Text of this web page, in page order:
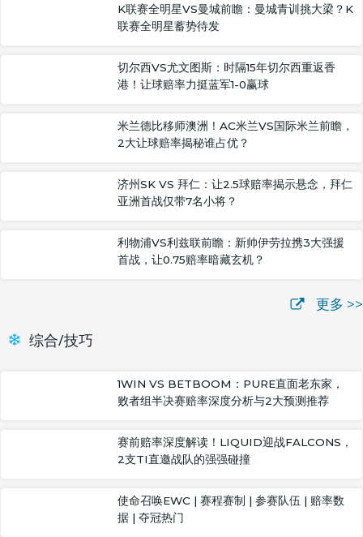
K联赛全明星VS曼城前瞻：曼城青训挑大梁？K
联赛全明星蓄势待发
切尔西VS尤文图斯：时隔15年切尔西重返香
港！让球赔率力挺蓝军1-0赢球
米兰德比移师澳洲！AC米兰VS国际米兰前瞻，
2大让球赔率揭秘谁占优？
济州SK VS 拜仁：让2.5球赔率揭示悬念，拜仁
亚洲首战仅带7名小将？
利物浦VS利兹联前瞻：新帅伊劳拉携3大强援
首战，让0.75赔率暗藏玄机？
更多 >>
综合/技巧
1WIN VS BETBOOM：PURE直面老东家，
败者组半决赛赔率深度分析与2大预测推荐
赛前赔率深度解读！LIQUID迎战FALCONS，
2支TI直邀战队的强强碰撞
使命召唤EWC | 赛程赛制 | 参赛队伍 | 赔率数
据 | 夺冠热门